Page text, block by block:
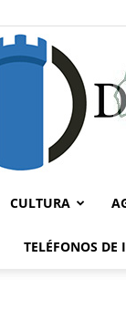
CULTURA
TELÉFONOS DE